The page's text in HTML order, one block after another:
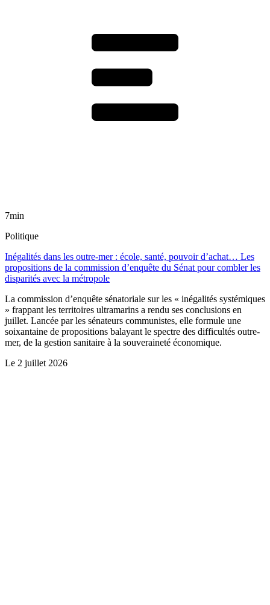
7min
Politique
Inégalités dans les outre-mer : école, santé, pouvoir d’achat… Les
propositions de la commission d’enquête du Sénat pour combler les
disparités avec la métropole
La commission d’enquête sénatoriale sur les « inégalités systémiques
» frappant les territoires ultramarins a rendu ses conclusions en
juillet. Lancée par les sénateurs communistes, elle formule une
soixantaine de propositions balayant le spectre des difficultés outre-
mer, de la gestion sanitaire à la souveraineté économique.
Le 2 juillet 2026